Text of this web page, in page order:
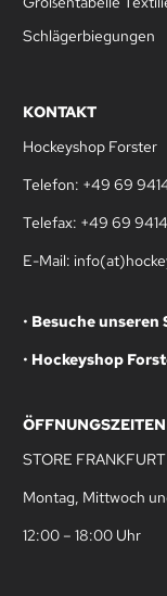
Schlägerbiegungen
KONTAKT
Hockeyshop Forster
Telefon: +49 69
Telefax: +49 69
E-Mail:
• Besuche
• Hockeyshop
ÖFFNUNGSZEITEN
STORE FRANKFURT
Montag, Mittwoch
12:00 – 18:00 Uhr